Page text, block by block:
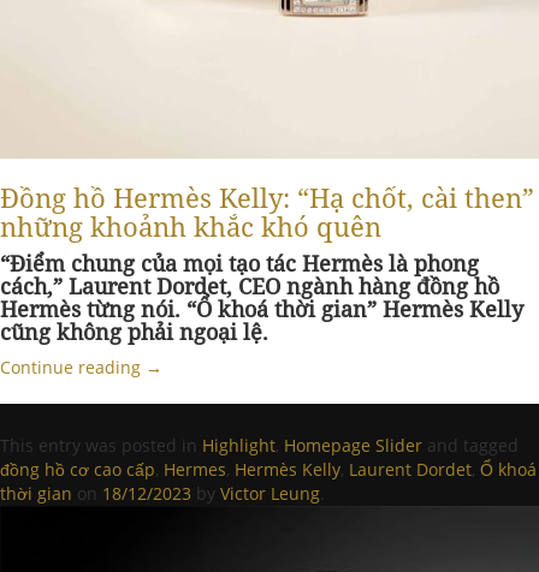
Đồng hồ Hermès Kelly: “Hạ chốt, cài then”
những khoảnh khắc khó quên
“Điểm chung của mọi tạo tác Hermès là phong
cách,” Laurent Dordet, CEO ngành hàng đồng hồ
Hermès từng nói. “Ổ khoá thời gian” Hermès Kelly
cũng không phải ngoại lệ.
Continue reading →
This entry was posted in Highlight, Homepage Slider and tagged
đồng hồ cơ cao cấp, Hermes, Hermès Kelly, Laurent Dordet, Ổ khoá
thời gian on 18/12/2023 by Victor Leung.